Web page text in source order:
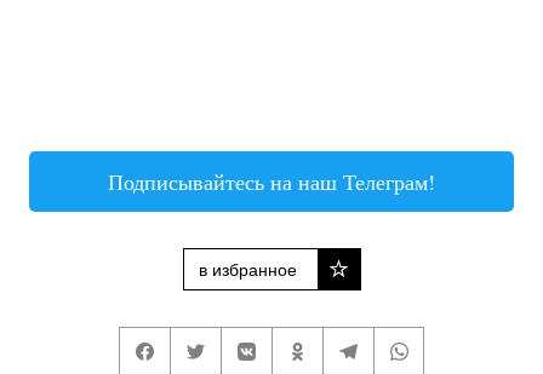
Подписывайтесь на наш Телеграм!
в избранное